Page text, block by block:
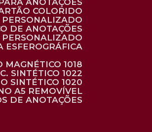
ANOTAÇÕES
COLORIDO
PERSONALIZADO
DE ANOTAÇÕES
PERSONALIZADO
ESFEROGRÁFICA
MAGNÉTICO 1018
SINTÉTICO 1022
SINTÉTICO 1020
A5 REMOVÍVEL
DE ANOTAÇÕES